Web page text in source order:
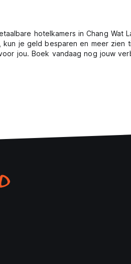
hotelkamers in Chang Wat
je geld besparen en meer
jou. Boek vandaag nog jouw